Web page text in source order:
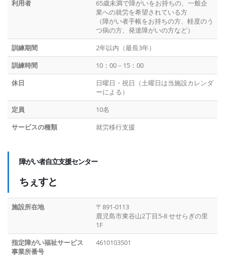
利用者
65歳未満で障がいをお持ちの、一般企
業への就労を希望されている方
（障がい者手帳をお持ちの方、軽度のう
つ病の方、発達障がいの方など）
訓練期間
2年以内（最長3年）
訓練時間
10：00－15：00
休日
日曜日・祝日（土曜日は当施設カレンダ
ーによる）
定員
10名
サービスの種類
就労移行支援
障がい者自立支援センター
ちぇすと
施設所在地
〒891-0113
鹿児島市東谷山2丁目5-8 せせらぎの里
1F
指定障がい福祉サービス
事業所番号
4610103501